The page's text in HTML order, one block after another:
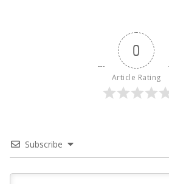
0
Article Rating
Subscribe